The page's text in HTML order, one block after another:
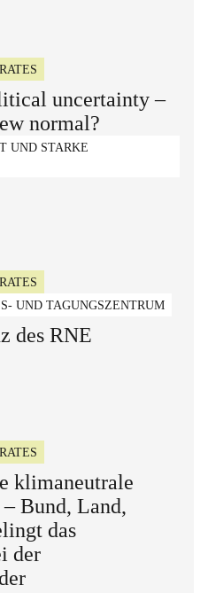
UND STARKE
uncertainty –
normal?
UND TAGUNGSZENTRUM
des RNE
klimaneutrale
Bund, Land,
das
der